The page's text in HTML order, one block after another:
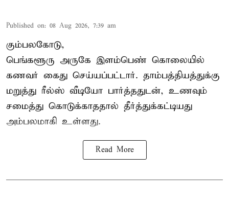
Published on: 08 Aug 2026, 7:39 am
கும்பலகோடு,
பெங்களூரு அருகே இளம்பெண் கொலையில்
கணவர் கைது செய்யப்பட்டார். தாம்பத்தியத்துக்கு
மறுத்து ரீல்ஸ் வீடியோ பார்த்ததுடன், உணவும்
சமைத்து கொடுக்காததால் தீர்த்துக்கட்டியது
அம்பலமாகி உள்ளது.
Read More